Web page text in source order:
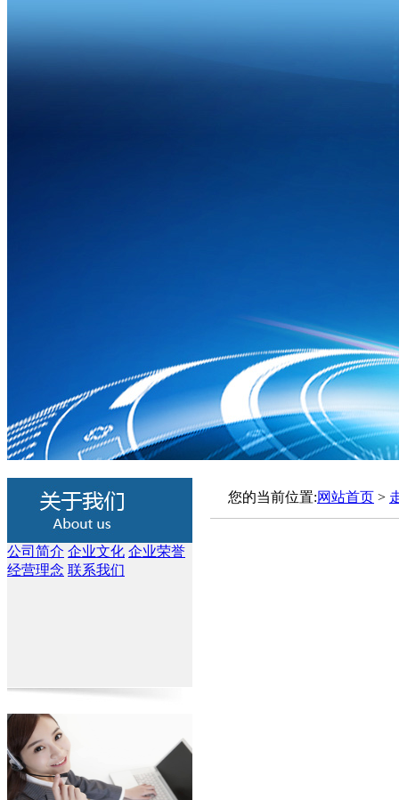
公司简介 企业文化 企业荣誉
经营理念 联系我们
您的当前位置:网站首页 >